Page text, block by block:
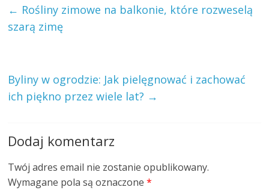
← Rośliny zimowe na balkonie, które rozweselą
szarą zimę
Byliny w ogrodzie: Jak pielęgnować i zachować
ich piękno przez wiele lat? →
Dodaj komentarz
Twój adres email nie zostanie opublikowany.
Wymagane pola są oznaczone*